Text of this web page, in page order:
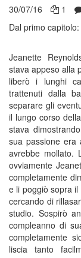
30/07/16 1
Dal primo capitolo:
Jeanette
stava appeso alla
liberò i lunghi
trattenuti dalla
separare gli
il lungo corso
stava
sua passione era
avrebbe mollato.
ovviamente
completamente
e li poggiò sopra
cercando di
studio. Sospirò
compleanno di
completamente
liscia tanto